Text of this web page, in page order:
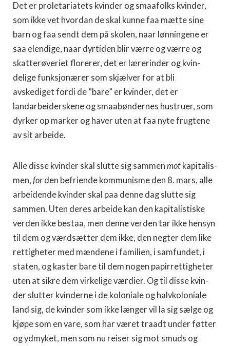
Det er proletariatets kvin­der og smaafolks kvinder,
som ikke vet hvordan de skal kunne faa mætte sine
barn og faa sendt dem på skolen, naar lønningene er
saa elendige, naar dyrtiden blir værre og værre og
skatterøveriet flore­rer, det er lærerinder og kvin­
delige funksjonærer som skjælver for at bli
avskediget fordi de ”bare” er kvinder, det er
landarbeiderskene og smaabøndernes hustruer, som
dyrker op marker og haver uten at faa nyte frugtene
av sit arbeide.
Alle disse kvinder skal slut­te sig sammen mot kapitalis­
men, for den befriende kom­munisme den 8. mars, alle
ar­beidende kvinder skal paa denne dag slutte sig
sammen. Uten deres arbeide kan den kapitalistiske
verden ikke bestaa, men denne verden tar ik­ke hensyn
til dem og værdsætter dem ikke, den negter dem like
rettigheter med mændene i familien, i samfundet, i
staten, og kaster ba­re til dem nogen papirrettigheter
uten at sikre dem virke­lige værdier. Og til disse kvin­
der slutter kvinderne i de koloniale og halvkoloniale
land sig, de kvinder som ikke længer vil la sig sælge og
kjøpe som en vare, som har været traadt under føtter
og ydmy­ket, men som nu reiser sig mot smuds og